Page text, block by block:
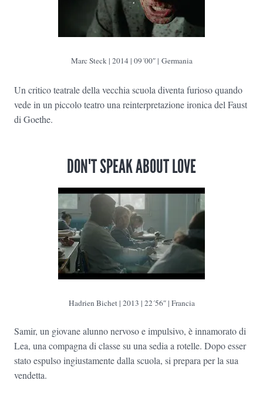
Marc Steck | 2014 | 09´00″ | Germania
Un critico teatrale della vecchia scuola diventa furioso quando
vede in un piccolo teatro una reinterpretazione ironica del Faust
di Goethe.
DON'T SPEAK ABOUT LOVE
Hadrien Bichet | 2013 | 22´56″ | Francia
Samir, un giovane alunno nervoso e impulsivo, è innamorato di
Lea, una compagna di classe su una sedia a rotelle. Dopo esser
stato espulso ingiustamente dalla scuola, si prepara per la sua
vendetta.